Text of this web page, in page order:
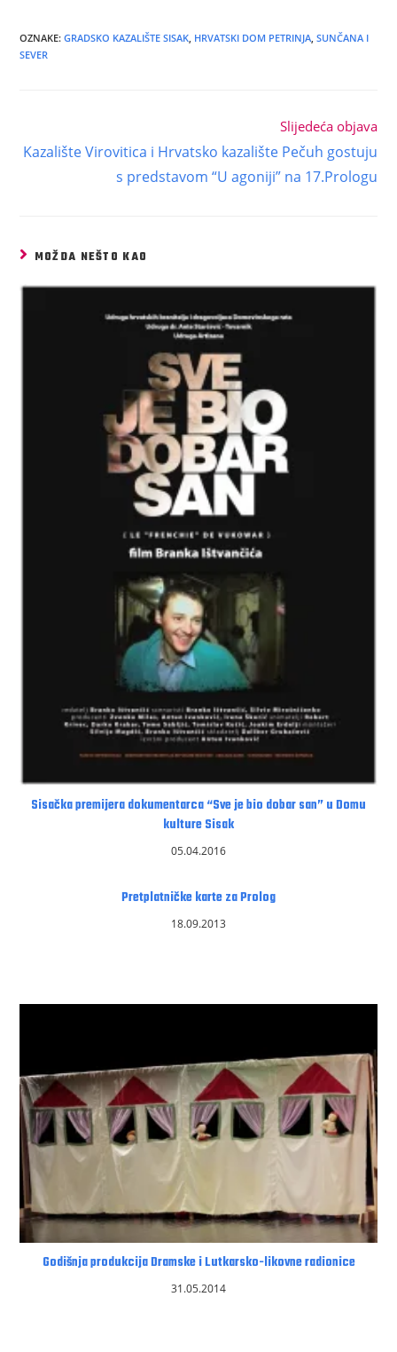
OZNAKE:GRADSKO KAZALIŠTE SISAK HRVATSKI DOM PETRINJA SUNČANA I
SEVER
Slijedeća objava
Kazalište Virovitica i Hrvatsko kazalište Pečuh gostuju
s predstavom “U agoniji” na 17.Prologu
MOŽDA NEŠTO KAO
Sisačka premijera dokumentarca “Sve je bio dobar san” u Domu
kulture Sisak
05.04.2016
Pretplatničke karte za Prolog
18.09.2013
Godišnja produkcija Dramske i Lutkarsko-likovne radionice
31.05.2014